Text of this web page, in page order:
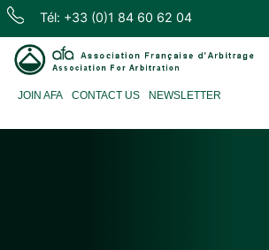
Skip
content
Tél: +33 (0)1 84 60 62 04
d'Arbitrage
JOIN AFA CONTACT US NEWSLETTER